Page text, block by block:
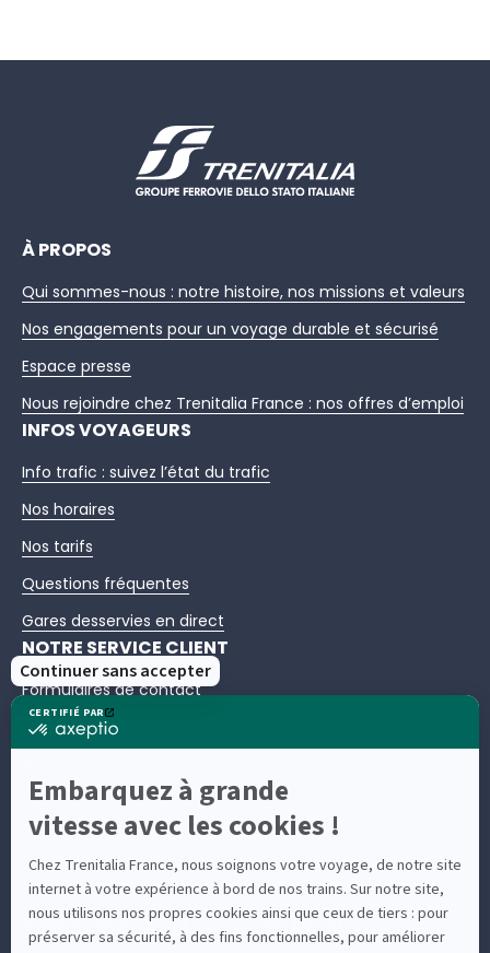
À PROPOS
Qui sommes-nous : notre histoire, nos missions et valeurs
Nos engagements pour un voyage durable et sécurisé
Espace presse
Nous rejoindre chez Trenitalia France : nos offres d’emploi
INFOS VOYAGEURS
Info trafic : suivez l’état du trafic
Nos horaires
Nos tarifs
Questions fréquentes
Gares desservies en direct
NOTRE SERVICE CLIENT
Formulaires de contact
Échanges et remboursements
Questions fréquentes
Nous contacter – Service client Trenitalia France
Suivez-nous